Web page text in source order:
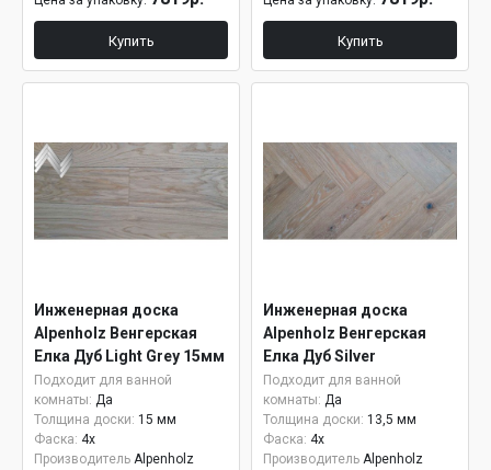
Купить Купить
Инженерная доска
Alpenholz Венгерская
Елка Дуб Light Grey 15мм
Подходит для ванной
комнаты: Да
Толщина доски: 15 мм
Фаска: 4x
Производитель Alpenholz
Инженерная доска
Alpenholz Венгерская
Елка Дуб Silver
Подходит для ванной
комнаты: Да
Толщина доски: 13,5 мм
Фаска: 4x
Производитель Alpenholz